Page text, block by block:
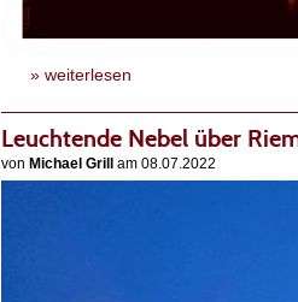
» weiterlesen
Leuchtende Nebel über
von Michael Grill am 08.07.2022